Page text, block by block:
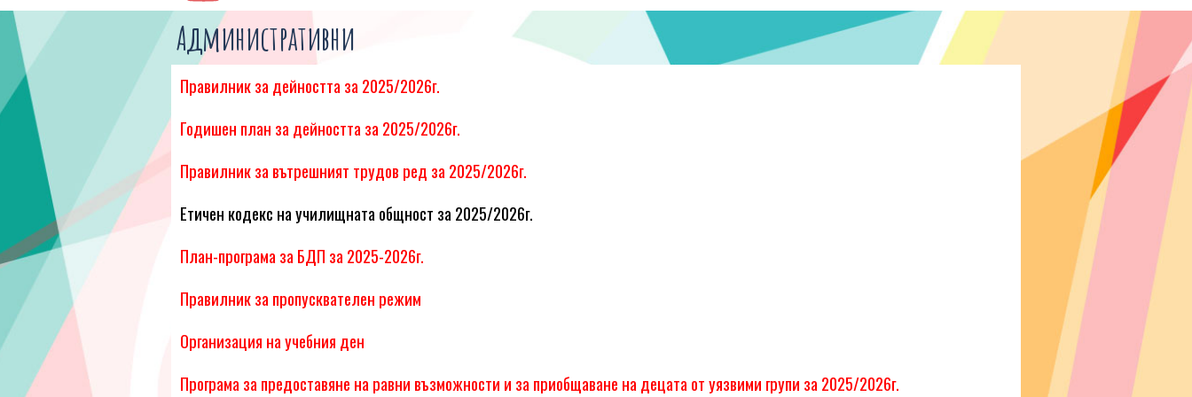
Административни
Правилник за дейността за 2025/2026г.
Годишен план за дейността за 2025/2026г.
Правилник за вътрешният трудов ред за 2025/2026г.
Етичен кодекс на училищната общност за 2025/2026г.
План-програма за БДП за 2025-2026г.
Правилник за пропусквателен режим
Организация на учебния ден
Програма за предоставяне на равни възможности и за приобщаване на децата от уязвими групи за 2025/2026г.